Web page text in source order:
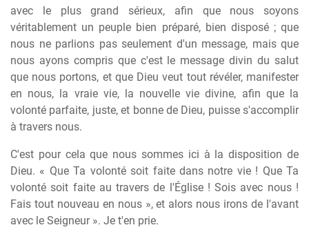
avec le plus grand sérieux, afin que nous soyons
véritablement un peuple bien préparé, bien disposé ; que
nous ne parlions pas seulement d'un message, mais que
nous ayons compris que c'est le message divin du salut
que nous portons, et que Dieu veut tout révéler, manifester
en nous, la vraie vie, la nouvelle vie divine, afin que la
volonté parfaite, juste, et bonne de Dieu, puisse s'accomplir
à travers nous.
C'est pour cela que nous sommes ici à la disposition de
Dieu. « Que Ta volonté soit faite dans notre vie ! Que Ta
volonté soit faite au travers de l'Église ! Sois avec nous !
Fais tout nouveau en nous », et alors nous irons de l'avant
avec le Seigneur ». Je t'en prie.